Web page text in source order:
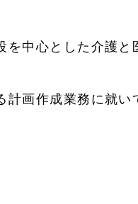
中心とした介護と
画作成業務に就い